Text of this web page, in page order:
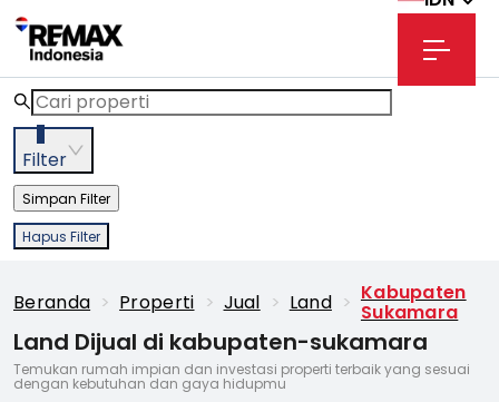
3
Filter
Simpan Filter
Hapus Filter
Beranda > Properti > Jual > Land > Kabupaten
Sukamara
Land Dijual di kabupaten-sukamara
Temukan rumah impian dan investasi properti terbaik yang sesuai
dengan kebutuhan dan gaya hidupmu